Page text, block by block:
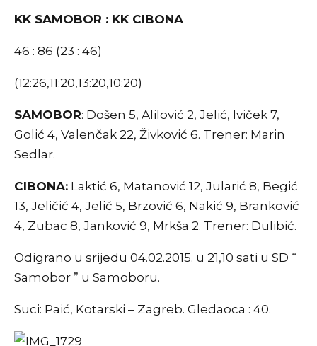
KK SAMOBOR : KK CIBONA
46 : 86 (23 : 46)
(12:26,11:20,13:20,10:20)
SAMOBOR: Došen 5, Alilović 2, Jelić, Iviček 7,
Golić 4, Valenčak 22, Živković 6. Trener: Marin
Sedlar.
CIBONA: Laktić 6, Matanović 12, Jularić 8, Begić
13, Jeličić 4, Jelić 5, Brzović 6, Nakić 9, Branković
4, Zubac 8, Janković 9, Mrkša 2. Trener: Dulibić.
Odigrano u srijedu 04.02.2015. u 21,10 sati u SD “
Samobor ” u Samoboru.
Suci: Paić, Kotarski – Zagreb. Gledaoca : 40.